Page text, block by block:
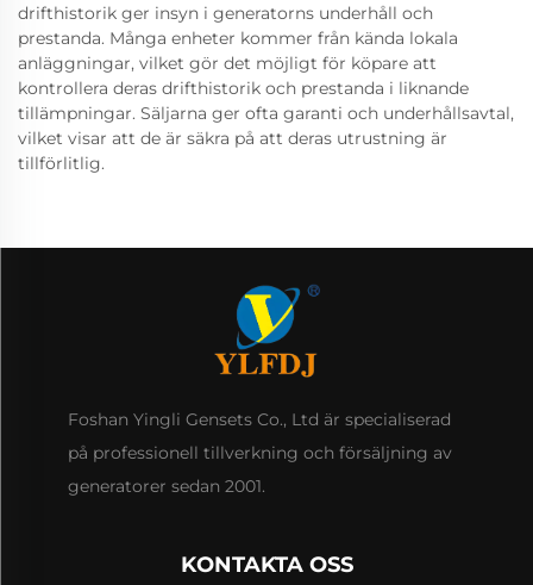
drifthistorik ger insyn i generatorns underhåll och
prestanda. Många enheter kommer från kända lokala
anläggningar, vilket gör det möjligt för köpare att
kontrollera deras drifthistorik och prestanda i liknande
tillämpningar. Säljarna ger ofta garanti och underhållsavtal,
vilket visar att de är säkra på att deras utrustning är
tillförlitlig.
Foshan Yingli Gensets Co., Ltd är specialiserad
på professionell tillverkning och försäljning av
generatorer sedan 2001.
KONTAKTA OSS